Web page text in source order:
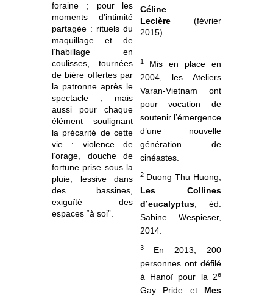
foraine ; pour les
moments d’intimité
partagée : rituels du
maquillage et de
l’habillage en
coulisses, tournées
de bière offertes par
la patronne après le
spectacle ; mais
aussi pour chaque
élément soulignant
la précarité de cette
vie : violence de
l’orage, douche de
fortune prise sous la
pluie, lessive dans
des bassines,
exiguïté des
espaces “à soi”.
Céline
Leclère (février
2015)
1Mis en place en
2004, les Ateliers
Varan-Vietnam ont
pour vocation de
soutenir l’émergence
d’une nouvelle
génération de
cinéastes.
2 Duong Thu Huong,
Les Collines
d’eucalyptus, éd.
Sabine Wespieser,
2014.
3En 2013, 200
personnes ont défilé
à Hanoï pour la 2e
Gay Pride et Mes